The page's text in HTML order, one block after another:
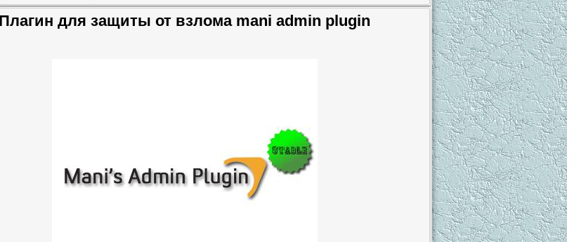
Плагин для защиты от взлома mani admin plugin